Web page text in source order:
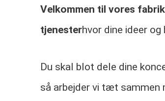
Velkommen til vores
tjenesterhvor dine ideer
Du skal blot dele dine
så arbejder vi tæt sammen